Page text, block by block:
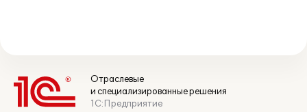
Отраслевые
и специализированные решения
1С:Предприятие